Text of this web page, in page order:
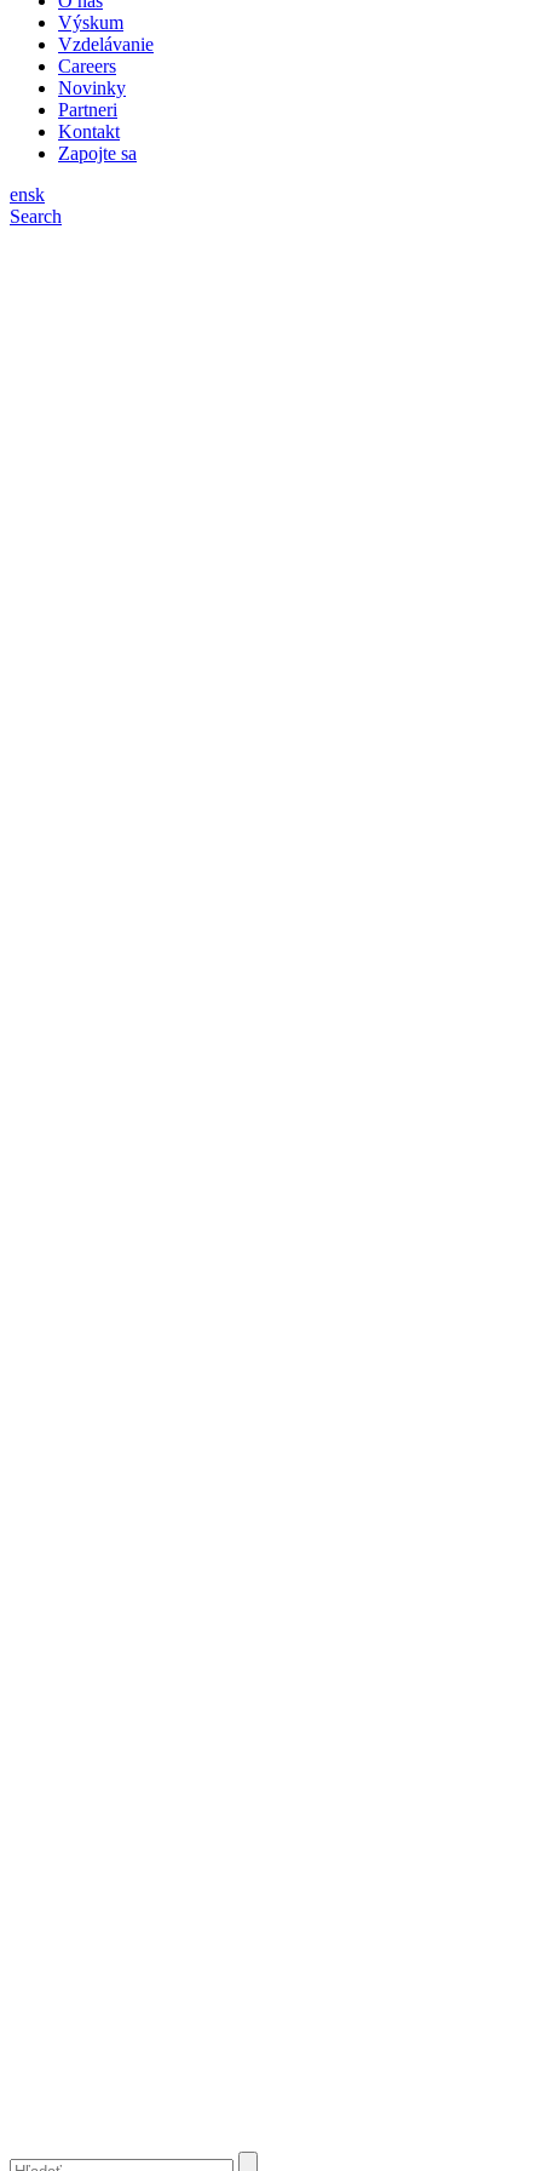
Výskum
Vzdelávanie
Careers
Novinky
Partneri
Kontakt
Zapojte sa
ensk
Search